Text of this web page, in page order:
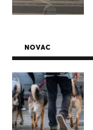
NOVAC